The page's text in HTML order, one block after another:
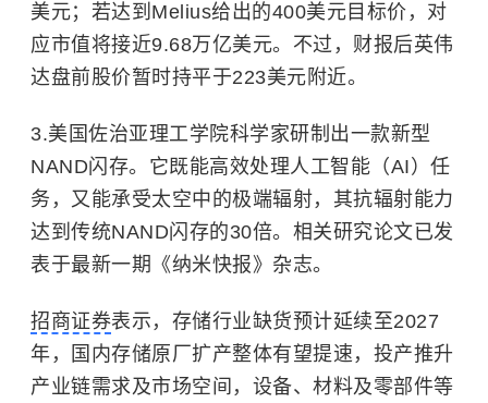
美元；若达到Melius给出的400美元目标价，对
应市值将接近9.68万亿美元。不过，财报后英伟
达盘前股价暂时持平于223美元附近。
3.美国佐治亚理工学院科学家研制出一款新型
NAND闪存。它既能高效处理人工智能（AI）任
务，又能承受太空中的极端辐射，其抗辐射能力
达到传统NAND闪存的30倍。相关研究论文已发
表于最新一期《纳米快报》杂志。
招商证券表示，存储行业缺货预计延续至2027
年，国内存储原厂扩产整体有望提速，投产推升
产业链需求及市场空间，设备、材料及零部件等